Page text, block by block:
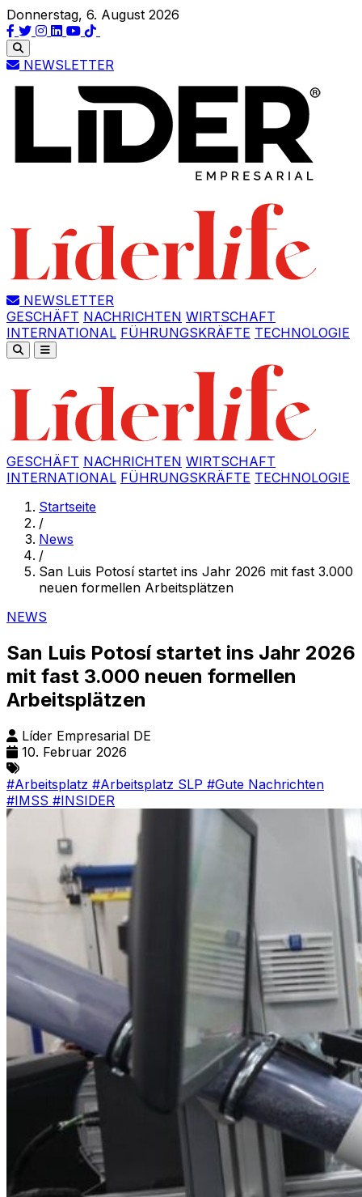
Donnerstag, 6. August 2026
NEWSLETTER
NEWSLETTER
GESCHÄFT NACHRICHTEN WIRTSCHAFT
INTERNATIONAL FÜHRUNGSKRÄFTE TECHNOLOGIE
GESCHÄFT NACHRICHTEN WIRTSCHAFT
INTERNATIONAL FÜHRUNGSKRÄFTE TECHNOLOGIE
Startseite
/
News
/
San Luis Potosí startet ins Jahr 2026 mit fast 3.000
neuen formellen Arbeitsplätzen
NEWS
San Luis Potosí startet ins Jahr 2026
mit fast 3.000 neuen formellen
Arbeitsplätzen
Líder Empresarial DE
10. Februar 2026
#Arbeitsplatz #Arbeitsplatz SLP #Gute Nachrichten
#IMSS #INSIDER